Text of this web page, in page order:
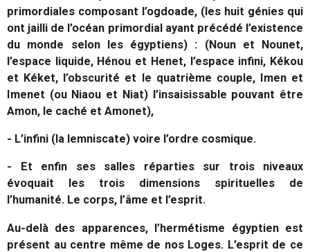
primordiales composant l’ogdoade, (les huit génies qui
ont jailli de l’océan primordial ayant précédé l’existence
du monde selon les égyptiens) : (Noun et Nounet,
l’espace liquide, Hénou et Henet, l’espace infini, Kékou
et Kéket, l’obscurité et le quatrième couple, Imen et
Imenet (ou Niaou et Niat) l’insaisissable pouvant être
Amon, le caché et Amonet),
- L’infini (la lemniscate) voire l’ordre cosmique.
- Et enfin ses salles réparties sur trois niveaux
évoquait les trois dimensions spirituelles de
l’humanité. Le corps, l’âme et l’esprit.
Au-delà des apparences, l’hermétisme égyptien est
présent au centre même de nos Loges. L’esprit de ce